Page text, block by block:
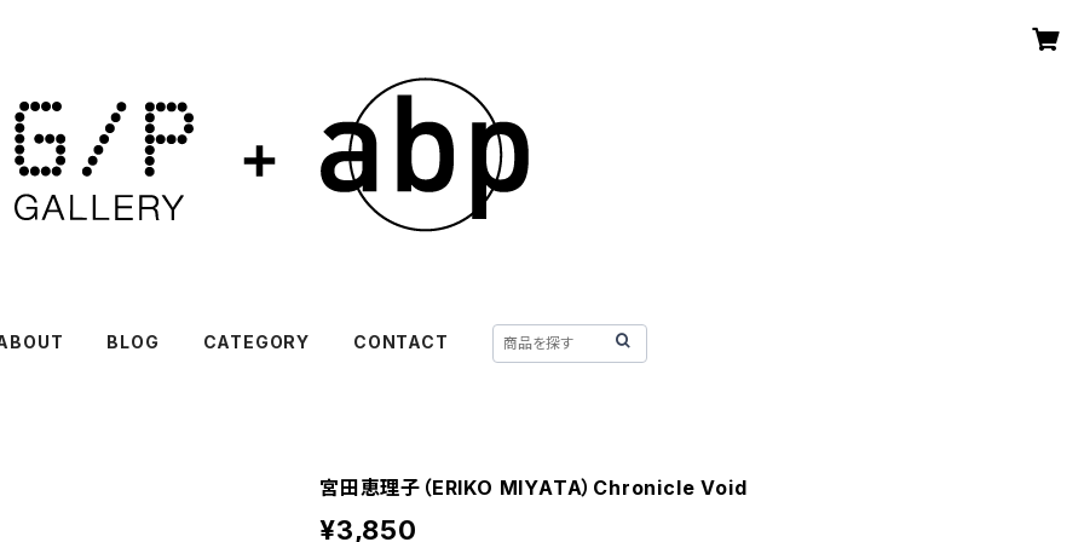
BLOG CATEGORY CONTACT
宮田恵理子（ERIKO MIYATA）Chronicle Void
¥3,850